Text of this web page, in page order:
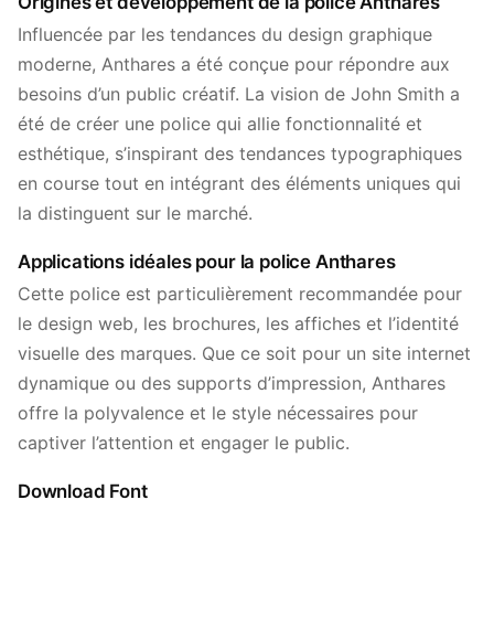
Influencée par les tendances du design graphique
moderne, Anthares a été conçue pour répondre aux
besoins d’un public créatif. La vision de John Smith a
été de créer une police qui allie fonctionnalité et
esthétique, s’inspirant des tendances typographiques
en course tout en intégrant des éléments uniques qui
la distinguent sur le marché.
Applications idéales pour la police Anthares
Cette police est particulièrement recommandée pour
le design web, les brochures, les affiches et l’identité
visuelle des marques. Que ce soit pour un site internet
dynamique ou des supports d’impression, Anthares
offre la polyvalence et le style nécessaires pour
captiver l’attention et engager le public.
Download Font